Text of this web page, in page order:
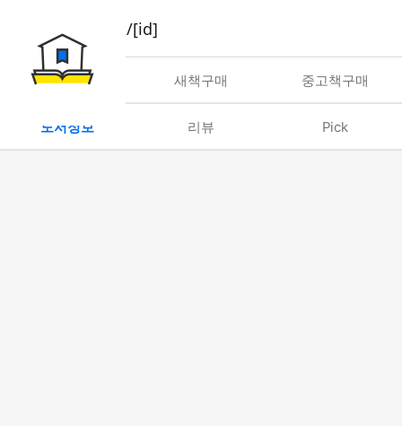
book/rent/[id]
대여 새책구매 중고책구매
도서정보 리뷰 Pick